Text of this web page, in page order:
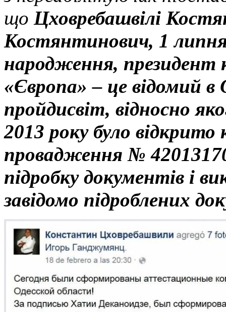
що Цховребашвілі
Костянтинович, 1
народження, президент
«Європа» – це відомий в
пройдисвіт, відносно
2013 року було відкрито
провадження №
підробку документів і
завідомо підроблених